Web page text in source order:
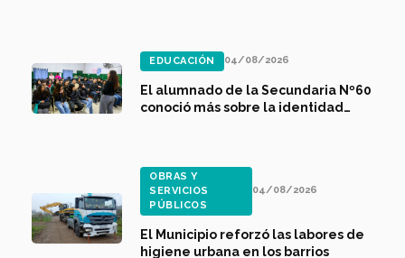
EDUCACIÓN 04/08/2026
El alumnado de la Secundaria Nº60
conoció más sobre la identidad
OBRAS Y
SERVICIOS
PÚBLICOS
04/08/2026
El Municipio reforzó las labores de
higiene urbana en los barrios